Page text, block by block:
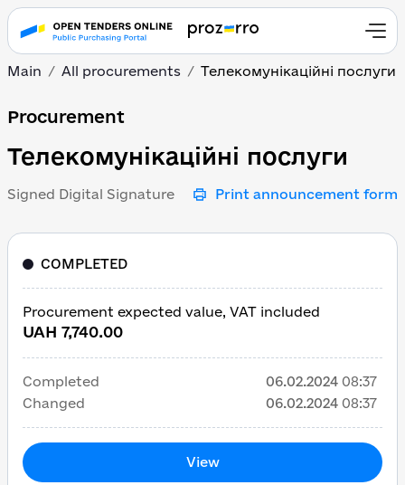
Main All procurements Телекомунікаційні послуги
Телекомунікаційні
Procurement
Телекомунікаційні послуги
Signed Digital Signature Print announcement form
COMPLETED
Procurement expected value, VAT included
UAH 7,740.00
Completed 06.02.2024 08:37
Changed
06.02.2024 08:37
View